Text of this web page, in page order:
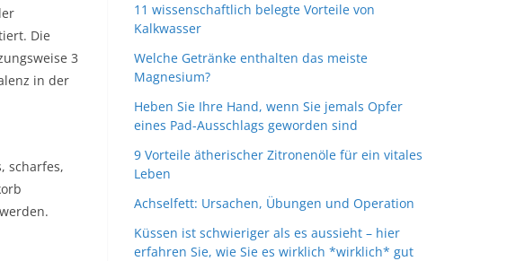
Die
3
in der
scharfes,
11 wissenschaftlich belegte Vorteile von
Kalkwasser
Welche Getränke enthalten das meiste
Magnesium?
Heben Sie Ihre Hand, wenn Sie jemals Opfer
eines Pad-Ausschlags geworden sind
9 Vorteile ätherischer Zitronenöle für ein vitales
Leben
Achselfett: Ursachen, Übungen und Operation
Küssen ist schwieriger als es aussieht – hier
erfahren Sie, wie Sie es wirklich *wirklich* gut